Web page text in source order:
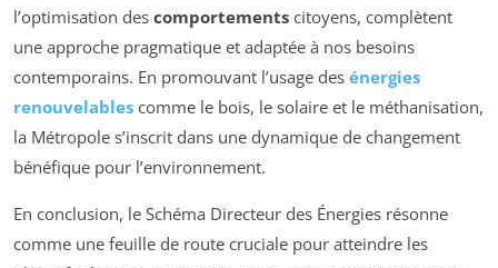
l’optimisation des comportements citoyens, complètent
une approche pragmatique et adaptée à nos besoins
contemporains. En promouvant l’usage des énergies
renouvelables comme le bois, le solaire et le méthanisation,
la Métropole s’inscrit dans une dynamique de changement
bénéfique pour l’environnement.
En conclusion, le Schéma Directeur des Énergies résonne
comme une feuille de route cruciale pour atteindre les